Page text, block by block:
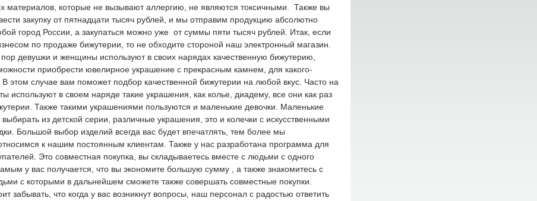
материалов, которые не вызывают аллергию, не являются токсичными. Также вы
закупку от пятнадцати тысяч рублей, и мы отправим продукцию абсолютно
город России, а закупаться можно уже от суммы пяти тысяч рублей. Итак, если
по продаже бижутерии, то не обходите стороной наш электронный магазин.
девушки и женщины используют в своих нарядах качественную бижутерию,
приобрести ювелирное украшение с прекрасным камнем, для какого-
В этом случае вам поможет подбор качественной бижутерии на любой вкус. Часто на
используют в своем наряде такие украшения, как колье, диадему, все они как раз
Также такими украшениями пользуются и маленькие девочки. Маленькие
из детской серии, различные украшения, это и колечки с искусственными
Большой выбор изделий всегда вас будет впечатлять, тем более мы
к нашим постоянным клиентам. Также у нас разработана программа для
Это совместная покупка, вы складываетесь вместе с людьми с одного
у вас получается, что вы экономите большую сумму , а также знакомитесь с
с которыми в дальнейшем сможете также совершать совместные покупки.
забывать, что когда у вас возникнут вопросы, наш персонал с радостью ответить